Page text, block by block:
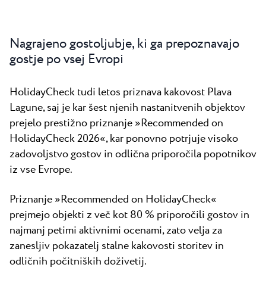
Vsi resorti
Plaže
Aktivne počitnice
Marine
Gastronomija
Pepi Club
Novice
Nagrajeno gostoljubje, ki ga prepoznavajo
gostje po vsej Evropi
HolidayCheck tudi letos priznava kakovost Plava
Lagune, saj je kar šest njenih nastanitvenih objektov
prejelo prestižno priznanje »Recommended on
HolidayCheck 2026«, kar ponovno potrjuje visoko
zadovoljstvo gostov in odlična priporočila popotnikov
iz vse Evrope.
Priznanje »Recommended on HolidayCheck«
prejmejo objekti z več kot 80 % priporočili gostov in
najmanj petimi aktivnimi ocenami, zato velja za
zanesljiv pokazatelj stalne kakovosti storitev in
odličnih počitniških doživetij.